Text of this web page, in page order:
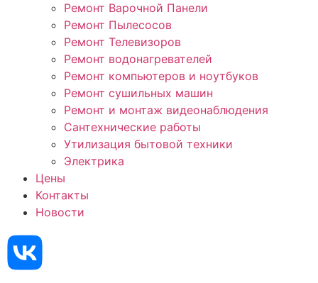
Ремонт Варочной Панели
Ремонт Пылесосов
Ремонт Телевизоров
Ремонт водонагревателей
Ремонт компьютеров и ноутбуков
Ремонт сушильных машин
Ремонт и монтаж видеонаблюдения
Сантехнические работы
Утилизация бытовой техники
Электрика
Цены
Контакты
Новости